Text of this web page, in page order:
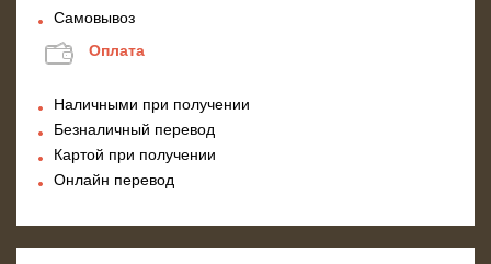
Самовывоз
Оплата
Наличными при получении
Безналичный перевод
Картой при получении
Онлайн перевод